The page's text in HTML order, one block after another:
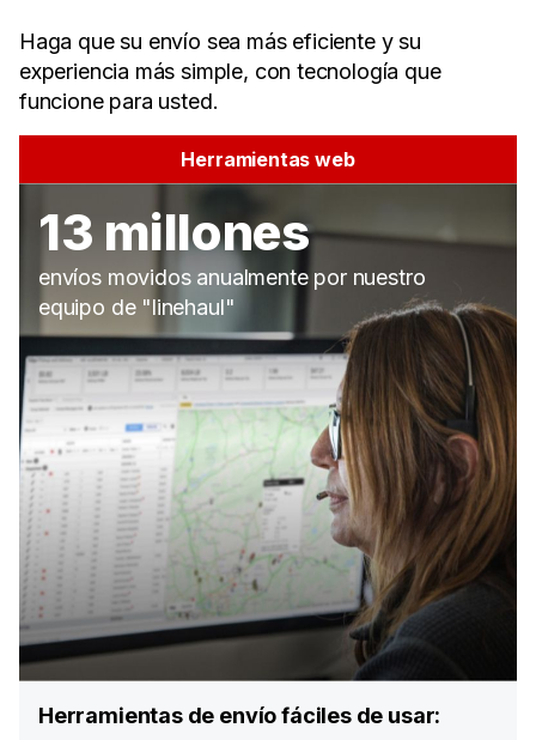
Haga que su envío sea más eficiente y su
experiencia más simple, con tecnología que
funcione para usted.
Herramientas web
13 millones
envíos movidos anualmente por nuestro
equipo de "linehaul"
Herramientas de envío fáciles de usar: